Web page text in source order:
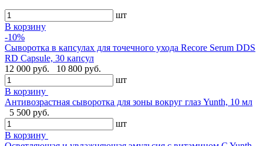
шт
В корзину
-10%
Сыворотка в капсулах для точечного ухода Recore Serum DDS
RD Capsule, 30 капсул
12 000 руб.
10 800 руб.
шт
В корзину
Антивозрастная сыворотка для зоны вокруг глаз Yunth, 10 мл
5 500 руб.
шт
В корзину